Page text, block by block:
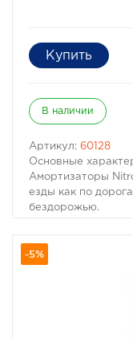
В наличии
Артикул: 60128
Основные
Амортизаторы
езды как по
бездорожью.
условиях, так и в
Амортизаторы
-5%